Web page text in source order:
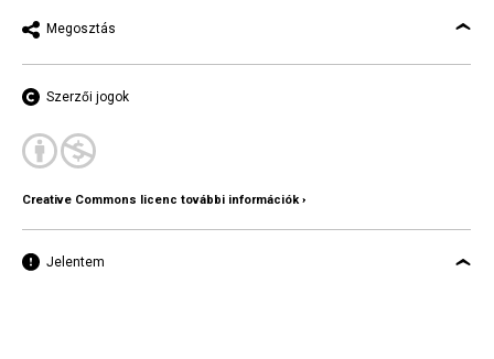
Megosztás
Szerzői jogok
Creative Commons licenc további információk ›
Jelentem